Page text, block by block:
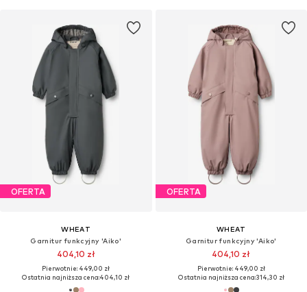
OFERTA
WHEAT
Garnitur funkcyjny 'Aiko'
404,10 zł
Pierwotnie: 449,00 zł
Ostatnia najniższa cena:404,10 zł
OFERTA
WHEAT
Garnitur funkcyjny 'Aiko'
404,10 zł
Pierwotnie: 449,00 zł
Ostatnia najniższa cena:314,30 zł